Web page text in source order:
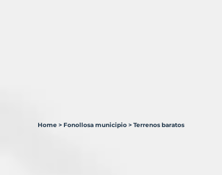
Home > Fonollosa municipio > Terrenos baratos